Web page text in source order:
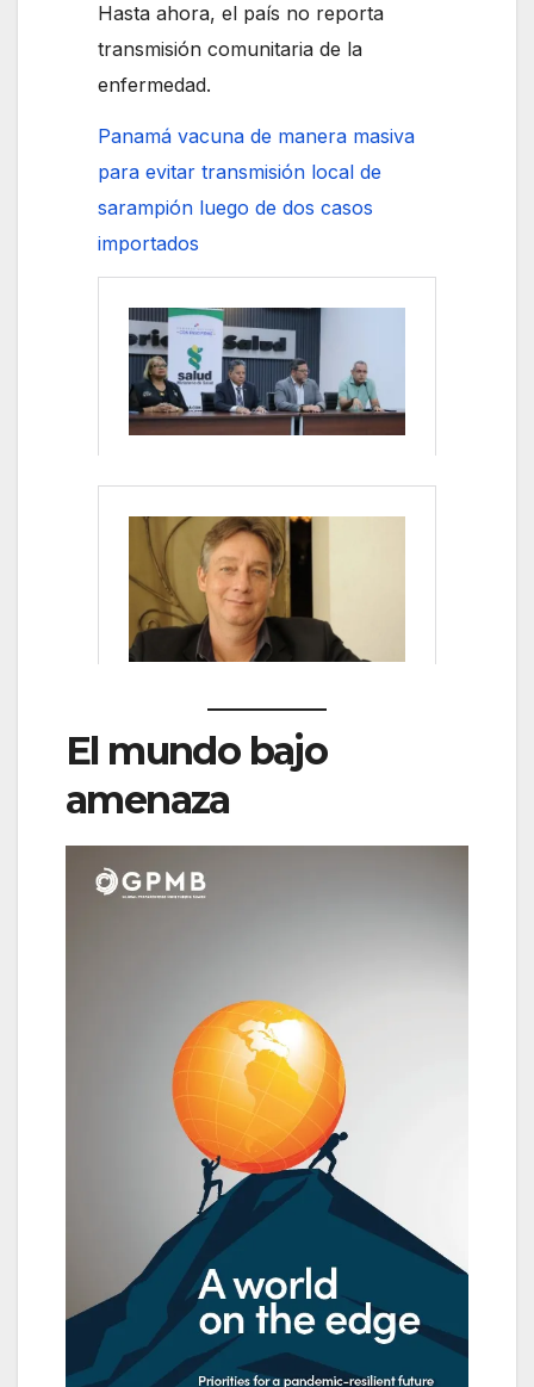
Hasta ahora, el país no reporta
transmisión comunitaria de la
enfermedad.
Panamá vacuna de manera masiva
para evitar transmisión local de
sarampión luego de dos casos
importados
El mundo bajo
amenaza